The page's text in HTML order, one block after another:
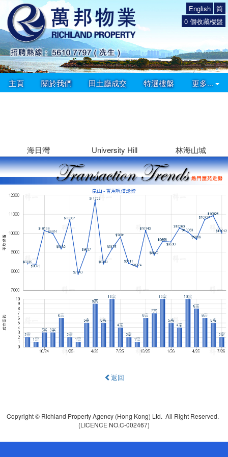
简
English
0 個收藏樓盤
主頁 關於我們 田土廳成交 特選樓盤 更多...
海日灣 University Hill 林海山城
返回
Copyright © Richland Property Agency (Hong Kong) Ltd. All Right Reserved.
(LICENCE NO.C-002467)